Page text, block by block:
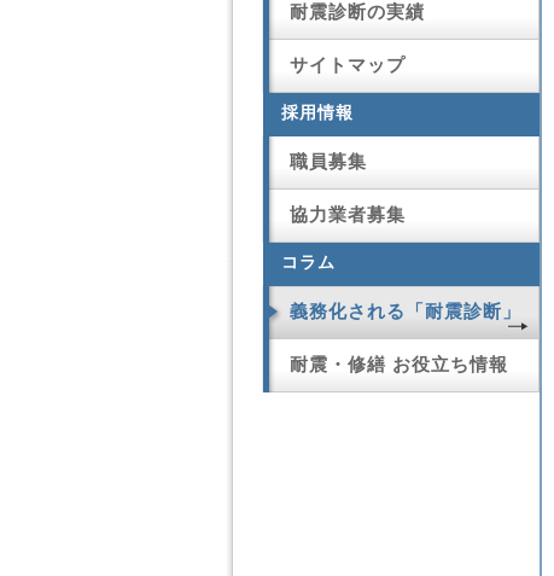
耐震診断の実績
サイトマップ
採用情報
職員募集
協力業者募集
コラム
義務化される「耐震診断」
耐震・修繕 お役立ち情報